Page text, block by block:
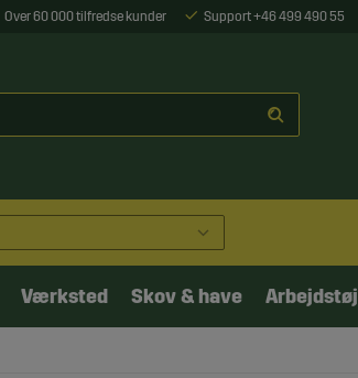
Over 60 000 tilfredse kunder Support +46 499 490 55
Værksted Skov & have Arbejdstøj